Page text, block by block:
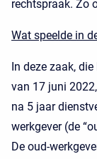
rechtspraak. Zo
Wat speelde in
In deze zaak,
van 17 juni
na 5 jaar
werkgever (de
De oud-